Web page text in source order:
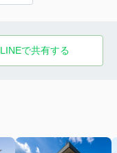
LINEで共有する